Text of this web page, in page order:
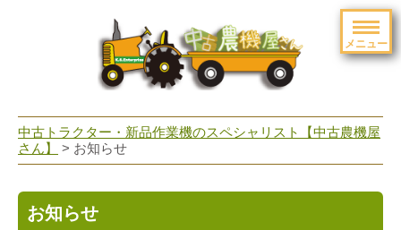
メニュー
navigation
中古トラクター・新品作業機のスペシャリスト【中古農機屋
さん】
> お知らせ
お知らせ